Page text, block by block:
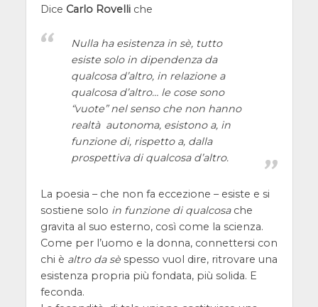
Dice Carlo Rovelliche
Nulla ha esistenza in sè, tutto
esiste solo in dipendenza da
qualcosa d’altro, in relazione a
qualcosa d’altro… le cose sono
“vuote” nel senso che non hanno
realtà autonoma, esistono a, in
funzione di, rispetto a, dalla
prospettiva di qualcosa d’altro.
La poesia – che non fa eccezione – esiste e si
sostiene solo in funzione di qualcosache
gravita al suo esterno, così come la scienza.
Come per l’uomo e la donna, connettersi con
chi è altro da sèspesso vuol dire, ritrovare una
esistenza propria più fondata, più solida. E
feconda.